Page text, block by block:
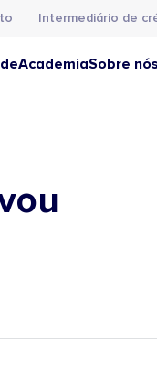
Intermediário de
AcademiaSobre nós